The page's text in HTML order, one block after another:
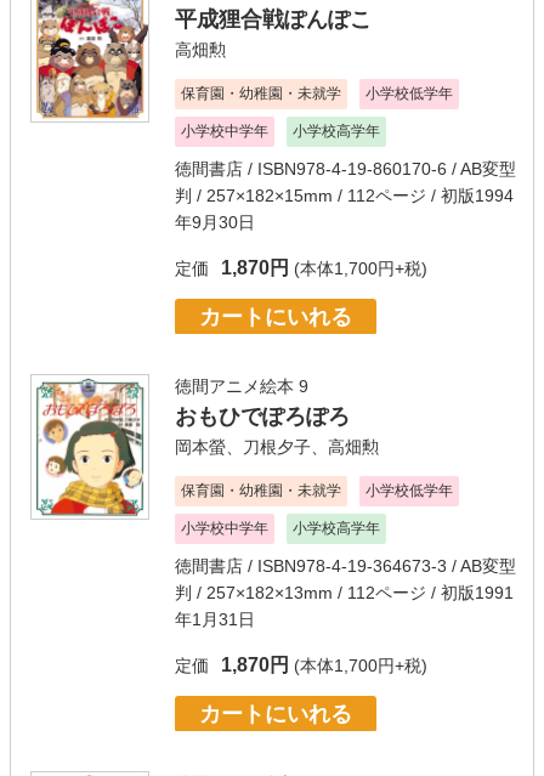
平成狸合戦ぽんぽこ
高畑勲
保育園・幼稚園・未就学 小学校低学年
小学校中学年 小学校高学年
徳間書店 / ISBN978-4-19-860170-6 / AB変型
判 / 257×182×15mm / 112ページ / 初版1994
年9月30日
定価 1,870円 (本体1,700円+税)
カートにいれる
徳間アニメ絵本 9
おもひでぽろぽろ
岡本螢 刀根夕子 高畑勲
保育園・幼稚園・未就学 小学校低学年
小学校中学年 小学校高学年
徳間書店 / ISBN978-4-19-364673-3 / AB変型
判 / 257×182×13mm / 112ページ / 初版1991
年1月31日
定価 1,870円 (本体1,700円+税)
カートにいれる